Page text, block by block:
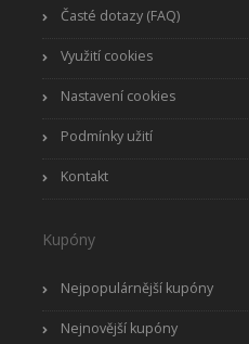
Časté dotazy (FAQ)
Využití cookies
Nastavení cookies
Podmínky užití
Kontakt
Kupóny
Nejpopulárnější kupóny
Nejnovější kupóny